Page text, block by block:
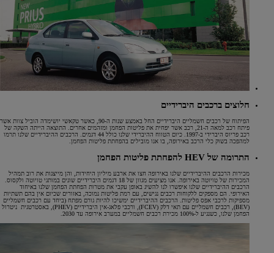
חלוצים ברכבים היברידיים
הפיתוח של רכבים חשמליים היברידיים החל באמצע שנות ה-90, כאשר טקאשי יושימדה הוביל צוות אשר
פיתח רכב למאה ה-21, רכב אשר יפחית את פליטות הפחמן ומזהמים אחרים. התוצאה הייתה השקה של
רכב פריוס היברידי ב-1997. כיום הטווח ההיברידי שלנו כולל 44 דגמים. הרכבים ההיברידיים שלנו תרמו
למהפכה בשוק כלי הרכב באירופה, בו אנו מובילים בהפחתת פליטות הפחמן.
התרומה של HEV להפחתת פליטות הפחמן
מכירות הרכבים ההיברידיים שלנו באירופה חצו את ארבע מיליון היחידות, והן מייצגות את רוב תמהיל
המכירות של טויוטה באירופה. אנו מציעים מגוון של 18 דגמים היברידיים שונים במותגי טויוטה ולקסוס.
הרכבים ההיברידיים שלנו איפשרו לנו להשיג באופן עקבי את מטרות הפחתת הפחמן שלנו באיחוד
האירופי. הם מספקים ללקוחות רכבים נגישים, עם רמת פליטות נמוכה, באזורים שכיום אין בהם תשתיות
מספיקות לרכבי אפס פליטות. הרכבים ההיברידיים ימשיכו להיות גורם מפתח (ביחד עם רכבים חשמליים
(BEV), רכבים חשמליים עם תאי דלק (FCEV), ורכבי פלאג-אין היברידיים (PHEV), באסטרטגית ניטרול
הפחמן שלנו, כשנגיע ל-100% מכירת רכבים חשמליים במערב אירופה עד 2030.